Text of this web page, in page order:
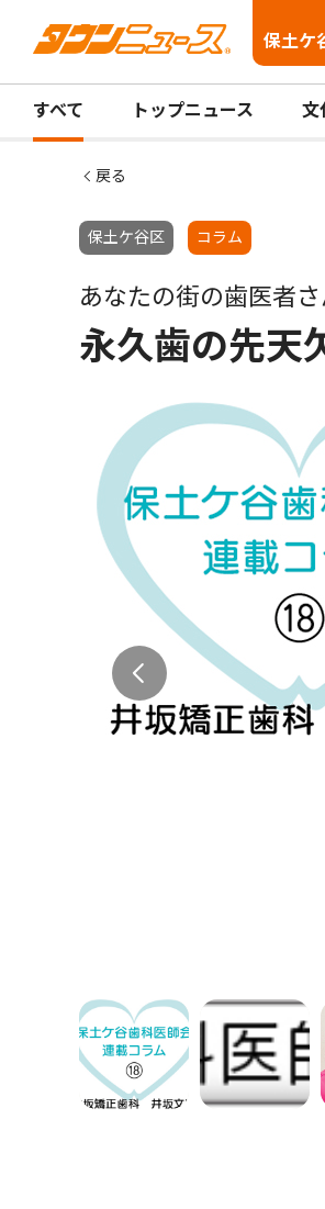
保土ケ
すべて トップニュース 文
戻る
保土ケ谷区 コラム
あなたの街の歯医者
永久歯の先天